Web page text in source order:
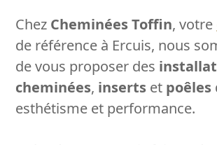
Chez Cheminées Toffin, votre
de référence à Ercuis, nous
de vous proposer des
cheminées, inserts et poêles
esthétisme et performance.